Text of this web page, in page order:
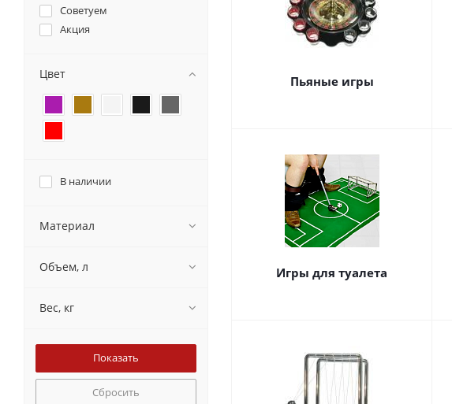
Пьяные игры
Игры для туалета
Советуем
Акция
Цвет
В наличии
Материал
Объем, л
Вес, кг
Сбросить